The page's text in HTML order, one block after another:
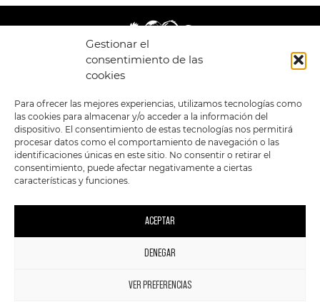
Gestionar el
consentimiento de las
cookies
Para ofrecer las mejores experiencias, utilizamos tecnologías como
las cookies para almacenar y/o acceder a la información del
dispositivo. El consentimiento de estas tecnologías nos permitirá
procesar datos como el comportamiento de navegación o las
identificaciones únicas en este sitio. No consentir o retirar el
consentimiento, puede afectar negativamente a ciertas
características y funciones.
ACEPTAR
DENEGAR
VER PREFERENCIAS
LEGAL
POLÍTICA DE
PRIVACIDAD
TÉRMINOS Y
CONDICIONES
GENERALES DE LA
POLÍTICA DE COOKIES
ENLACES
TIENDA
ESTILOS
FORMATOS
PREVENTAS
OFERTAS
MERCHANDISING